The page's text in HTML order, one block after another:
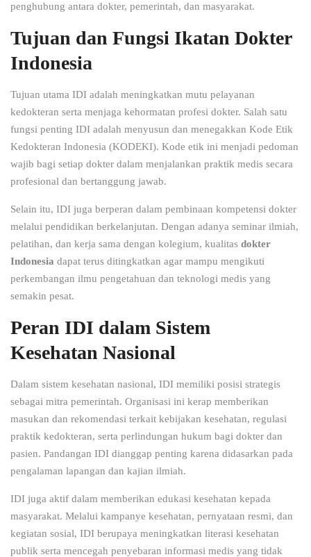
penghubung antara dokter, pemerintah, dan masyarakat.
Tujuan dan Fungsi Ikatan Dokter
Indonesia
Tujuan utama IDI adalah meningkatkan mutu pelayanan
kedokteran serta menjaga kehormatan profesi dokter. Salah satu
fungsi penting IDI adalah menyusun dan menegakkan Kode Etik
Kedokteran Indonesia (KODEKI). Kode etik ini menjadi pedoman
wajib bagi setiap dokter dalam menjalankan praktik medis secara
profesional dan bertanggung jawab.
Selain itu, IDI juga berperan dalam pembinaan kompetensi dokter
melalui pendidikan berkelanjutan. Dengan adanya seminar ilmiah,
pelatihan, dan kerja sama dengan kolegium, kualitas dokter
Indonesia dapat terus ditingkatkan agar mampu mengikuti
perkembangan ilmu pengetahuan dan teknologi medis yang
semakin pesat.
Peran IDI dalam Sistem
Kesehatan Nasional
Dalam sistem kesehatan nasional, IDI memiliki posisi strategis
sebagai mitra pemerintah. Organisasi ini kerap memberikan
masukan dan rekomendasi terkait kebijakan kesehatan, regulasi
praktik kedokteran, serta perlindungan hukum bagi dokter dan
pasien. Pandangan IDI dianggap penting karena didasarkan pada
pengalaman lapangan dan kajian ilmiah.
IDI juga aktif dalam memberikan edukasi kesehatan kepada
masyarakat. Melalui kampanye kesehatan, pernyataan resmi, dan
kegiatan sosial, IDI berupaya meningkatkan literasi kesehatan
publik serta mencegah penyebaran informasi medis yang tidak